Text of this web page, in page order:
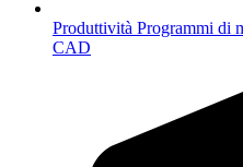
Produttività Programmi di
CAD